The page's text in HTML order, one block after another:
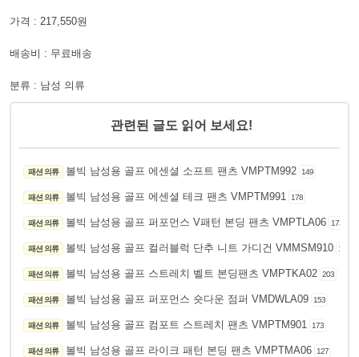
가격 : 217,550원
배송비 : 무료배송
분류 : 남성 의류
관련된 글도 읽어 보세요!
패션 의류 볼빅 남성용 골프 에센셜 소프트 팬츠 VMPTM992 149
패션 의류 볼빅 남성용 골프 에센셜 테크 팬츠 VMPTM991 178
패션 의류 볼빅 남성용 골프 퍼포먼스 V패턴 본딩 팬츠 VMPTLA06 173
패션 의류 볼빅 남성용 골프 컬러블럭 단추 니트 가디건 VMMSM910 191
패션 의류 볼빅 남성용 골프 스트레치 벨트 본딩팬츠 VMPTKA02 203
패션 의류 볼빅 남성용 골프 퍼포먼스 숏다운 점퍼 VMDWLA09 153
패션 의류 볼빅 남성용 골프 컴포트 스트레치 팬츠 VMPTM901 173
패션 의류 볼빅 남성용 골프 라이크 패턴 본딩 팬츠 VMPTMA06 127